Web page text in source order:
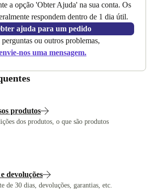
a opção 'Obter Ajuda' na sua conta. Os
respondem dentro de 1 dia útil.
ajuda para um pedido
perguntas ou outros problemas,
nos uma mensagem.
produtos
dos produtos, o que são produtos
devoluções
de 30 dias, devoluções, garantias, etc.